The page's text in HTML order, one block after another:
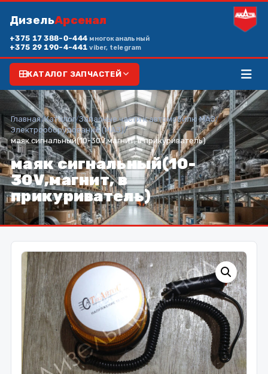
ДизельАрсенал
+375 17 388-0-444 многоканальный
+375 29 190-4-441viber, telegram
КАТАЛОГ ЗАПЧАСТЕЙ
Главная/Каталог/Запасные части к автомобилю МАЗ/
Электрооборудование (МАЗ)/
маяк сигнальный(10-30V,магнит, в прикуриватель)
маяк сигнальный(10-
30V,магнит, в
прикуриватель)